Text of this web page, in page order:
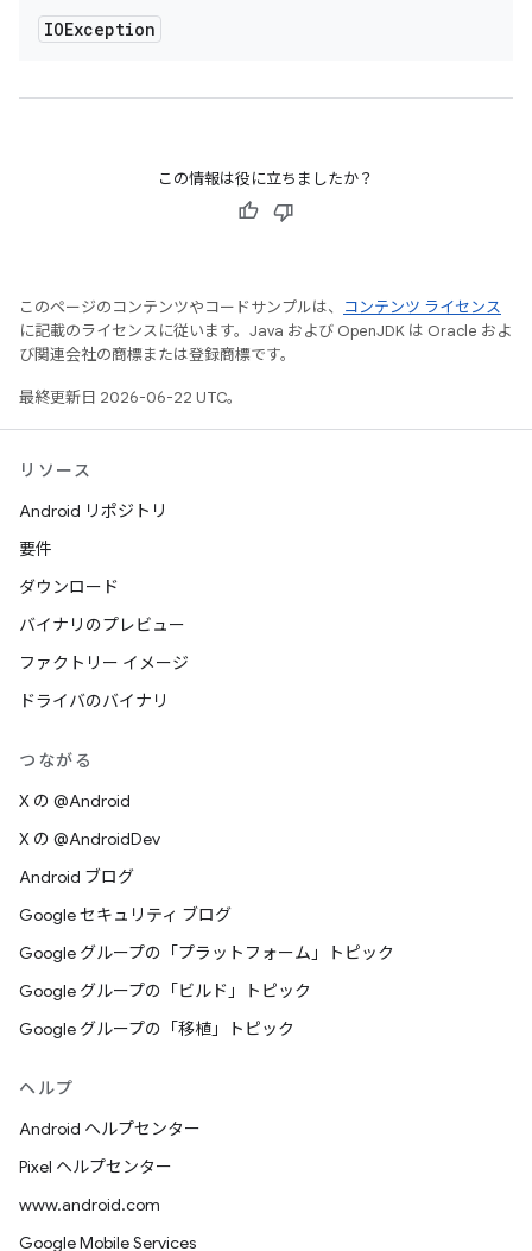
IOException
この情報は役に立ちましたか？
このページのコンテンツやコードサンプルは、
コンテンツ ライセンス
に記載のライセンスに従います。Java および OpenJDK は Oracle およ
び関連会社の商標または登録商標です。
最終更新日 2026-06-22 UTC。
リソース
Android リポジトリ
要件
ダウンロード
バイナリのプレビュー
ファクトリー イメージ
ドライバのバイナリ
つながる
X の @Android
X の @AndroidDev
Android ブログ
Google セキュリティ ブログ
Google グループの「プラットフォーム」トピック
Google グループの「ビルド」トピック
Google グループの「移植」トピック
ヘルプ
Android ヘルプセンター
Pixel ヘルプセンター
www.android.com
Google Mobile Services